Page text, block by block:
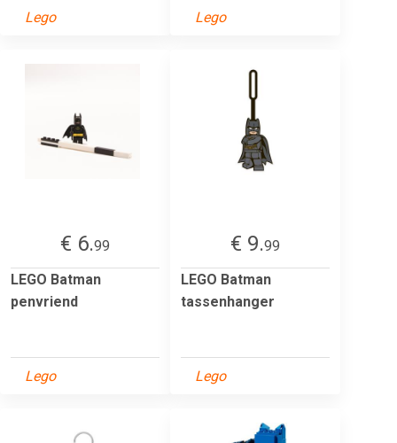
Lego Lego
€ 6.99
LEGO Batman
penvriend
Lego
€ 9.99
LEGO Batman
tassenhanger
Lego